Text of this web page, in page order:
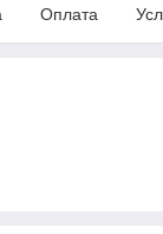
Оплата